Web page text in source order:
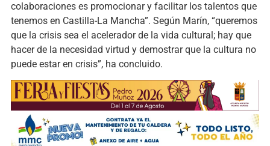
colaboraciones es promocionar y facilitar los talentos que
tenemos en Castilla-La Mancha”. Según Marín, “queremos
que la crisis sea el acelerador de la vida cultural; hay que
hacer de la necesidad virtud y demostrar que la cultura no
puede estar en crisis”, ha concluido.